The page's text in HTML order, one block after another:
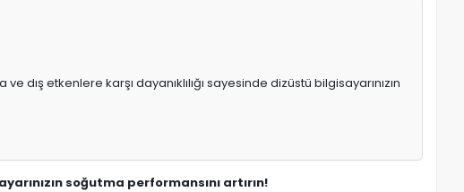
etkenlere karşı dayanıklılığı sayesinde dizüstü bilgisayarınızın
soğutma performansını artırın!